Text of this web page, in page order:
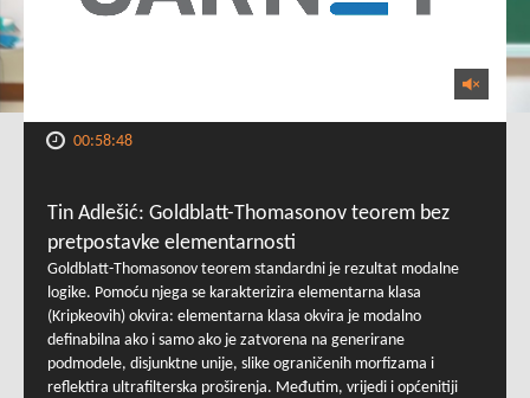
00:58:48
Tin Adlešić: Goldblatt-Thomasonov teorem bez
pretpostavke elementarnosti
Goldblatt-Thomasonov teorem standardni je rezultat modalne
logike. Pomoću njega se karakterizira elementarna klasa
(Kripkeovih) okvira: elementarna klasa okvira je modalno
definabilna ako i samo ako je zatvorena na generirane
podmodele, disjunktne unije, slike ograničenih morfizama i
reflektira ultrafilterska proširenja. Međutim, vrijedi i općenitiji